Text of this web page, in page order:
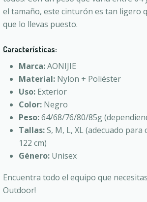
el tamaño, este cinturón es tan ligero
que lo llevas puesto.
Características:
Marca:AONIJIE
Material: Nylon + Poliéster
Uso: Exterior
Color: Negro
Peso:64/68/76/80/85g
Tallas:S, M, L, XL (adecuado para
122 cm)
Género: Unisex
Encuentra todo el equipo que
Outdoor!